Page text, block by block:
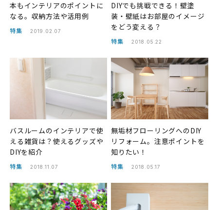
本もインテリアのポイントに
なる。収納方法や活用例
特集 2019.02.07
DIYでも挑戦できる！壁塗
装・壁紙はお部屋のイメージ
をどう変える？
特集 2018.05.22
バスルームのインテリアで使
える雑貨は？使えるグッズや
DIYを紹介
特集 2018.11.07
無垢材フローリングへのDIY
リフォーム。注意ポイントを
知りたい！
特集 2018.05.17